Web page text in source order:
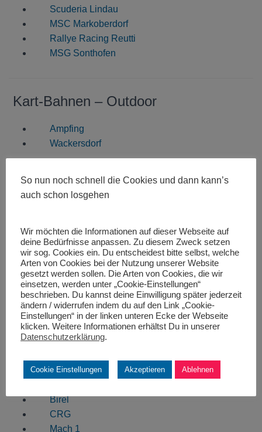
Scuderia Lindau
MSC Markoberdorf
Rallye Racing Reutti
MSG Sonthofen
Kart-Bahnen – Outdoor
Ampfing
Wackersdorf
Kart-Bahnen – Indoor
Kaufbeuren
Kart-Community
Kartwelt
Kartslalom
Kart Hersteller
Birel
CRG
Mach 1
So nun noch schnell die Cookies und dann kann’s
auch schon losgehen
Wir möchten die Informationen auf dieser Webseite auf
deine Bedürfnisse anpassen. Zu diesem Zweck setzen
wir sog. Cookies ein. Du entscheidest bitte selbst, welche
Arten von Cookies bei der Nutzung unserer Website
gesetzt werden sollen. Die Arten von Cookies, die wir
einsetzen, werden unter „Cookie-Einstellungen“
beschrieben. Du kannst deine Einwilligung später jederzeit
ändern / widerrufen indem du auf den Link „Cookie-
Einstellungen“ in der linken unteren Ecke der Webseite
klicken. Weitere Informationen erhältst Du in unserer
Datenschutzerklärung.
Cookie Einstellungen Akzeptieren Ablehnen